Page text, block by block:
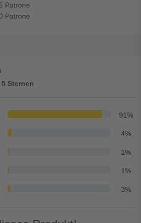
Patrone
Patrone
Sternen
91%
4%
1%
1%
3%